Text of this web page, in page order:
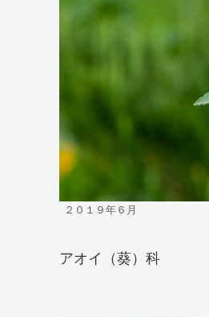
２０１９年６月
アオイ（葵）科